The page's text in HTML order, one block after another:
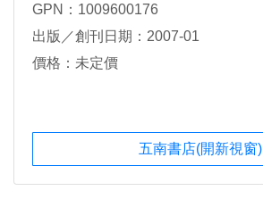
GPN：1009600176
出版／創刊日期：2007-01
價格：未定價
五南書店(開新視窗)